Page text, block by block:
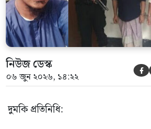
[…]
নিউজ ডেস্ক
০৬ জুন ২০২৬, ১৪:২২ 
দুমকি প্রতিনিধি: